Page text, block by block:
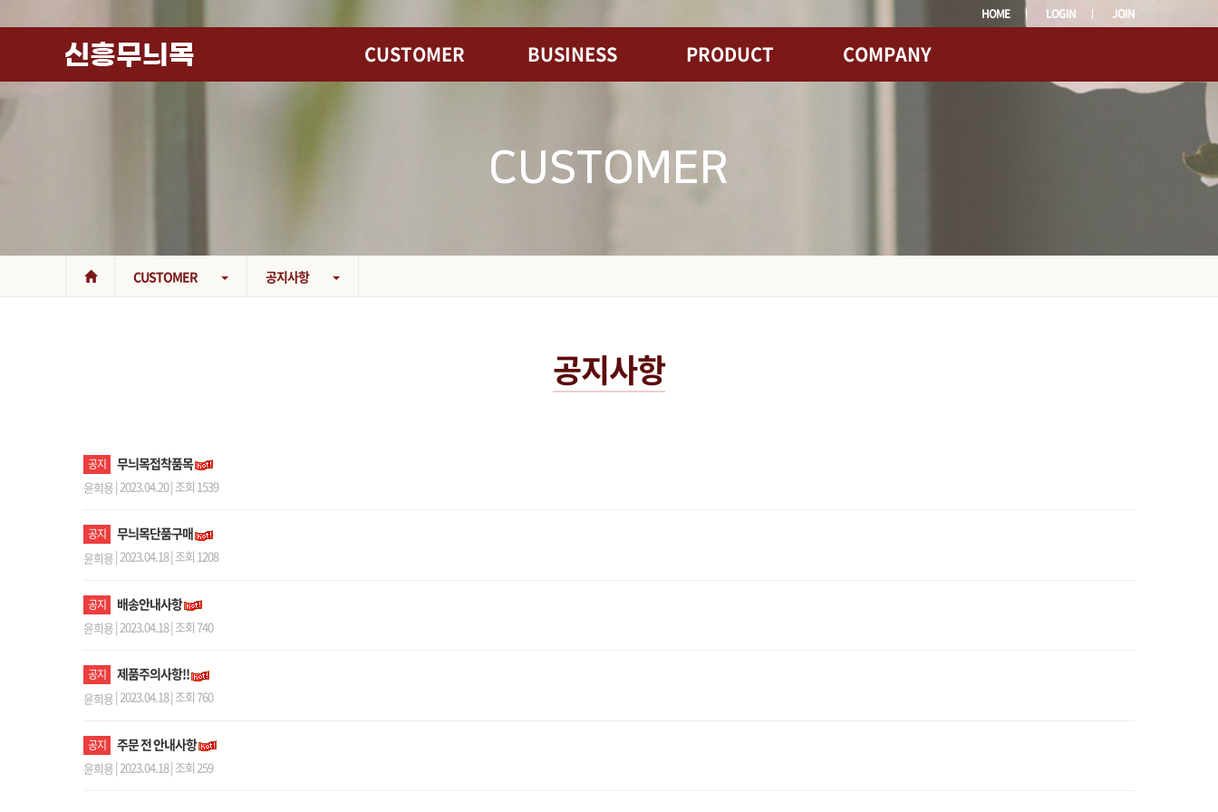
HOME LOGIN JOIN
CUSTOMER BUSINESS PRODUCT COMPANY
CUSTOMER
CUSTOMER 공지사항
공지사항
공지 무늬목접착품목
윤희용| 2023.04.20 | 조회 1539
공지 무늬목단품구매
윤희용| 2023.04.18 | 조회 1208
공지 배송안내사항
윤희용| 2023.04.18 | 조회 740
공지 제품주의사항!!
윤희용| 2023.04.18 | 조회 760
공지 주문 전 안내사항
윤희용| 2023.04.18 | 조회 259